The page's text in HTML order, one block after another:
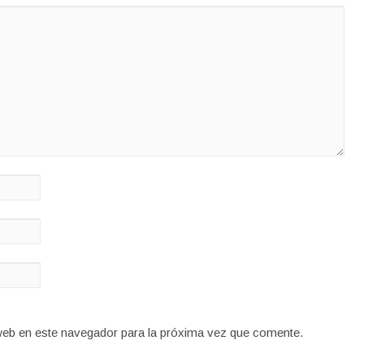
en este navegador para la próxima vez que comente.